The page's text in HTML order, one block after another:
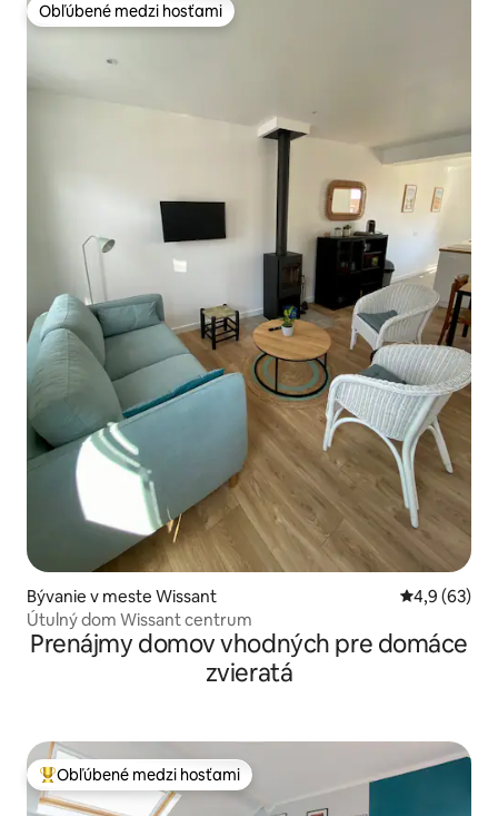
Obľúbené medzi hosťami
Obľúbené medzi hosťami
Bývanie v meste Wissant Priemerné
4,9 (63)
Útulný dom Wissant centrum
Prenájmy domov vhodných pre domáce
zvieratá
Najobľúbenejšie medzi hosťami
Obľúbené medzi hosťami